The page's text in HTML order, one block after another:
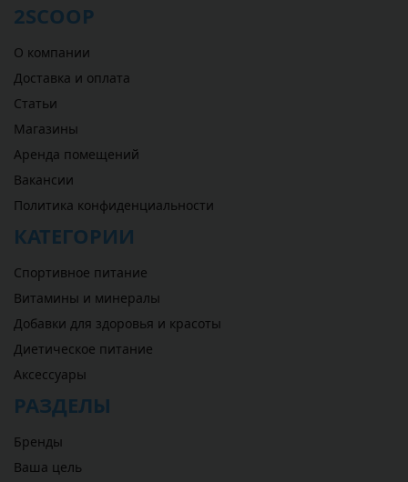
2SCOOP
О компании
Доставка и оплата
Статьи
Магазины
Аренда помещений
Вакансии
Политика конфиденциальности
КАТЕГОРИИ
Спортивное питание
Витамины и минералы
Добавки для здоровья и красоты
Диетическое питание
Аксессуары
РАЗДЕЛЫ
Бренды
Ваша цель